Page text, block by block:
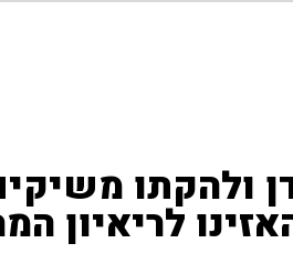
ולהקתו
לריאיון